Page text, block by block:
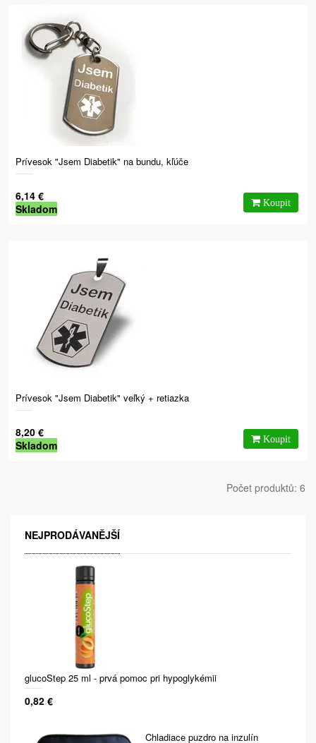
Prívesok "Jsem Diabetik" na bundu, kľúče
6,14 €
Skladom
Prívesok "Jsem Diabetik" veľký + retiazka
8,20 €
Skladom
Počet produktů: 6
NEJPRODÁVANĚJŠÍ
glucoStep 25 ml - prvá pomoc pri hypoglykémii
0,82 €
Chladiace puzdro na inzulín